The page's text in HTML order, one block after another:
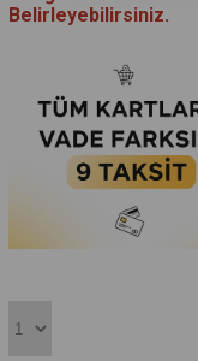
Belirleyebilirsiniz.